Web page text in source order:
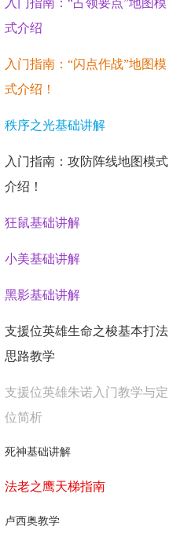
入门指南：“占领要点”地图模
式介绍
入门指南：“闪点作战”地图模
式介绍！
秩序之光基础讲解
入门指南：攻防阵线地图模式
介绍！
狂鼠基础讲解
小美基础讲解
黑影基础讲解
支援位英雄生命之梭基本打法
思路教学
支援位英雄朱诺入门教学与定
位简析
死神基础讲解
法老之鹰天梯指南
卢西奥教学